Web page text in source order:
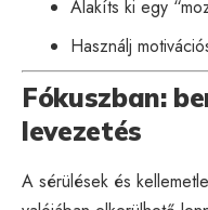
Alakíts ki egy
Használj
Fókuszban:
levezetés
A sérülések és